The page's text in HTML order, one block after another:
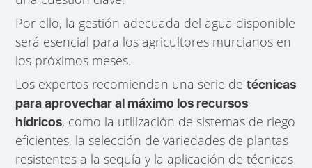
Por ello, la gestión adecuada del agua disponible
será esencial para los agricultores murcianos en
los próximos meses.
Los expertos recomiendan una serie detécnicas
para aprovechar al máximo los recursos
hídricos, como la utilización de sistemas de riego
eficientes, la selección de variedades de plantas
resistentes a la sequía y la aplicación de técnicas